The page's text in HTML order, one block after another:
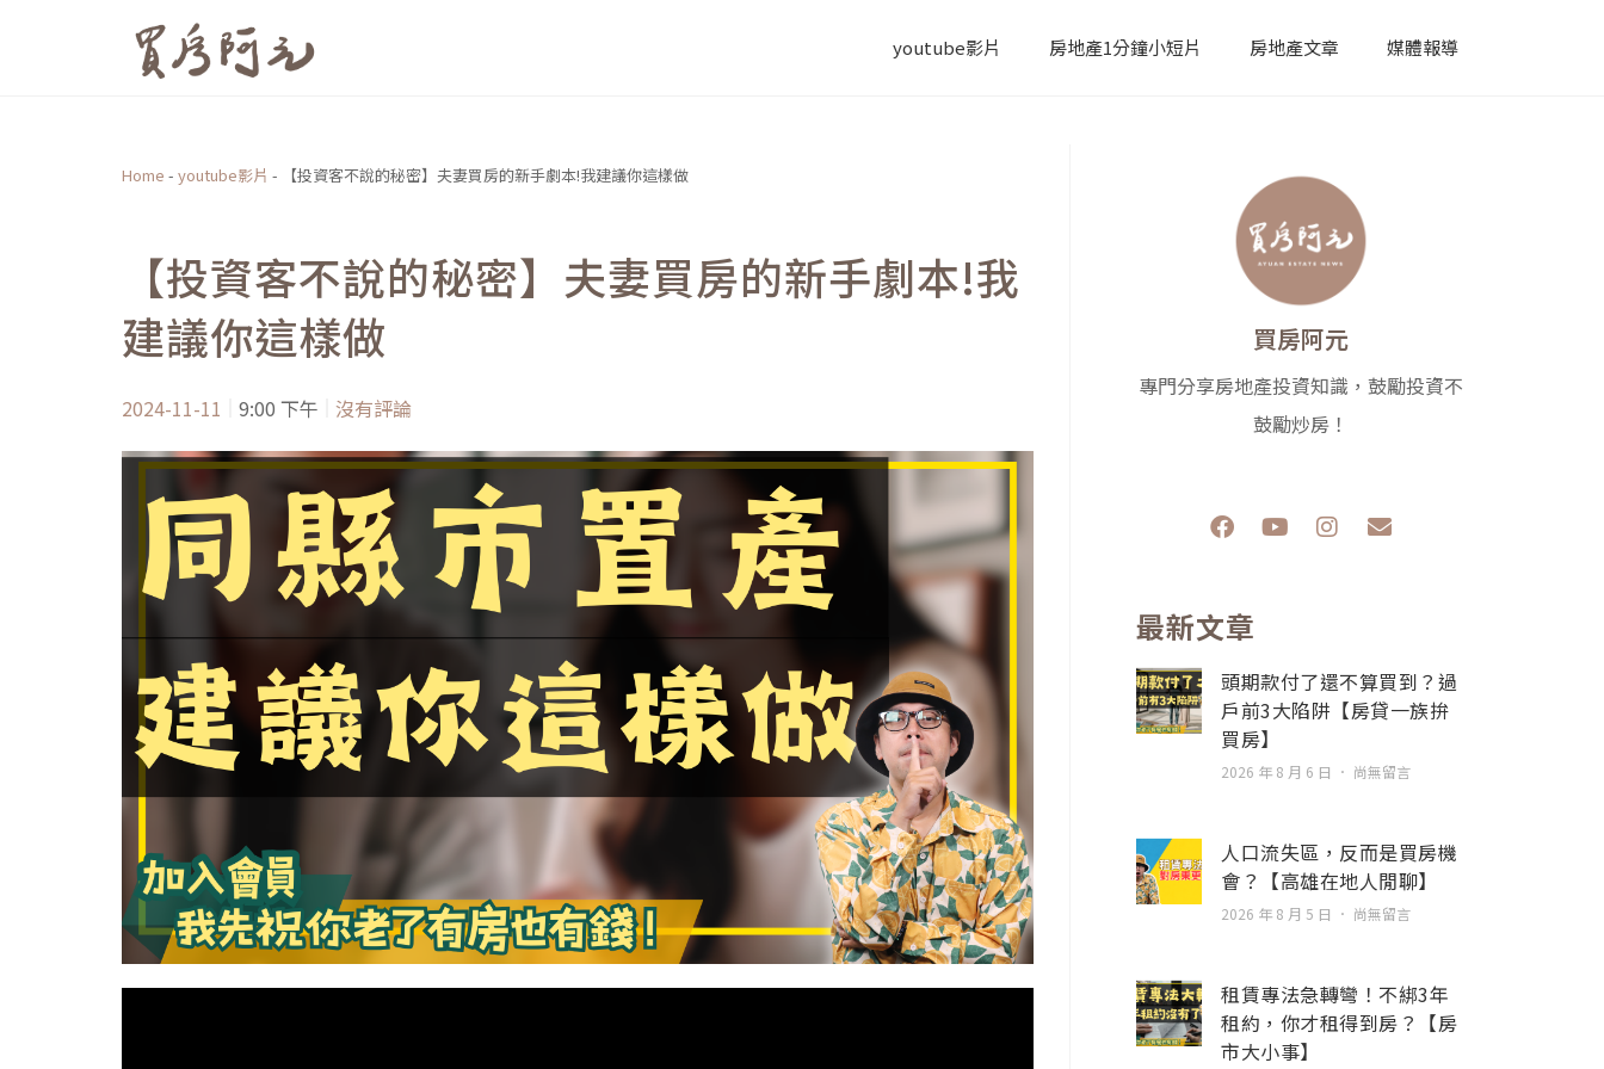
youtube影片 房地產1分鐘小短片 房地產文章 媒體報導
Home - youtube影片 - 【投資客不說的秘密】夫妻買房的新手劇本!我建議你這樣做
【投資客不說的秘密】夫妻買房的新手劇本!我
建議你這樣做
2024-11-11 9:00 下午 沒有評論
買房阿元
專門分享房地產投資知識，鼓勵投資不
鼓勵炒房！
F
a
b
o
o
k
Y
o
e
I
n
r
a
m
E
n
p
e
最新文章
頭期款付了還不算買到？過
戶前3大陷阱【房貸一族拚
買房】
2026 年 8 月 6 日 尚無留言
人口流失區，反而是買房機
會？【高雄在地人閒聊】
2026 年 8 月 5 日 尚無留言
租賃專法急轉彎！不綁3年
租約，你才租得到房？【房
市大小事】